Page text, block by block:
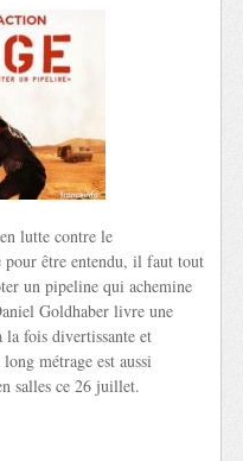
lutte contre le
pour être entendu, il faut tout
un pipeline qui achemine
Goldhaber livre une
fois divertissante et
métrage est aussi
salles ce 26 juillet.